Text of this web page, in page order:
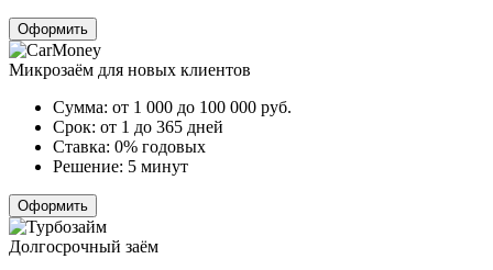
Оформить
Микрозаём для новых клиентов
Сумма: от 1 000 до 100 000 руб.
Срок: от 1 до 365 дней
Ставка: 0% годовых
Решение: 5 минут
Оформить
Долгосрочный заём